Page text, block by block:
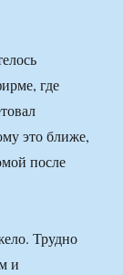
где
это ближе,
после
Трудно
и